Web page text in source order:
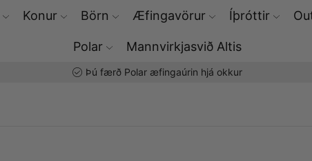
Konur Börn Æfingavörur Íþróttir
Polar Mannvirkjasvið Altis
Þú færð Polar æfingaúrin hjá okkur